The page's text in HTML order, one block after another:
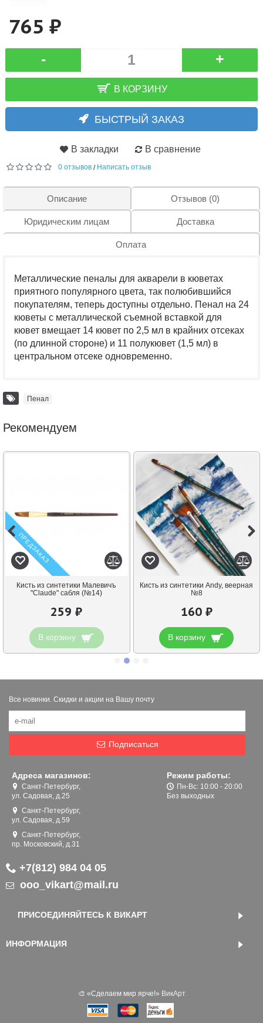
765 ₽
- +
В КОРЗИНУ
БЫСТРЫЙ ЗАКАЗ
В закладки В сравнение
0 отзывов / Написать отзыв
Описание Отзывов (0)
Юридическим лицам Доставка
Оплата
Металлические пеналы для акварели в кюветах
приятного популярного цвета, так полюбившийся
покупателям, теперь доступны отдельно. Пенал на 24
кюветы с металлической съемной вставкой для
кювет вмещает 14 кювет по 2,5 мл в крайних отсеках
(по длинной стороне) и 11 полукювет (1,5 мл) в
центральном отсеке одновременно.
Пенал
Рекомендуем
ПРЕДЗАКАЗ
Кисть из синтетики Малевичъ
"Claude" сабля (№14)
259 ₽
В корзину
Кисть из синтетики Andy, веерная
№8
160 ₽
В корзину
Все новинки. Скидки и акции на Вашу почту
Подписаться
Адреса магазинов:
Санкт-Петербург,
ул. Садовая, д.25
Санкт-Петербург,
ул. Садовая, д.59
Санкт-Петербург,
пр. Московский, д.31
Режим работы:
Пн-Вс: 10:00 - 20:00
Без выходных
+7(812) 984 04 05
ooo_vikart@mail.ru
ПРИСОЕДИНЯЙТЕСЬ К ВИКАРТ
ИНФОРМАЦИЯ
🎨 «‎Сделаем мир ярче!» ВикАрт